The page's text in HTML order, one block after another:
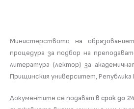
Министерството на
процедура за подбор на
литература (лектор) за
Прищинския университет, Република
Документите се подаватв срок до